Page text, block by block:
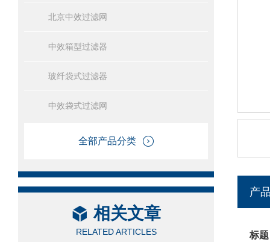
北京中效过滤网
中效箱型过滤器
玻纤袋式过滤器
中效袋式过滤网
全部产品分类
相关文章
RELATED ARTICLES
产
标